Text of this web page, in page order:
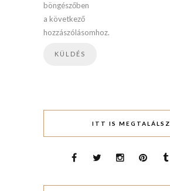
böngészőben
a következő
hozzászólásomhoz.
ITT IS MEGTALÁLSZ